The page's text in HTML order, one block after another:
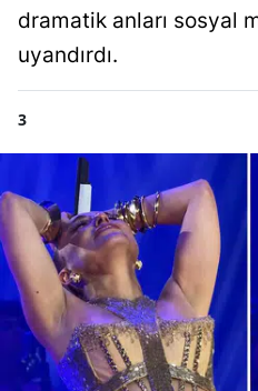
dramatik anları sosyal
uyandırdı.
3